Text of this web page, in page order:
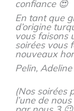
confiance 😍
En tant que
d’origine
vous faisons
soirées vous
nouveaux
Pelin,
(Nos soirées
l’une de